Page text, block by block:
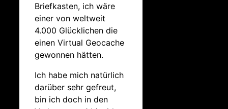
Briefkasten, ich wäre
einer von weltweit
4.000 Glücklichen die
einen Virtual Geocache
gewonnen hätten.
Ich habe mich natürlich
darüber sehr gefreut,
bin ich doch in den